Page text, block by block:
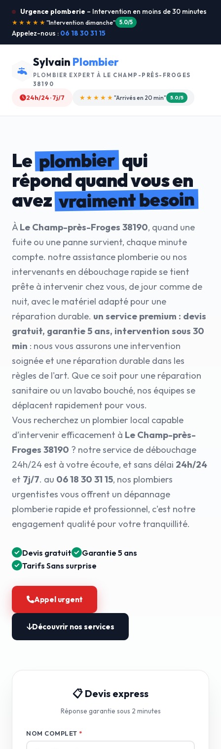
Urgence plomberie – Intervention en moins de 30 minutes
★★★★★"Je recommande !" 4.9/5
Appelez-nous : 06 18 30 31 15
Sylvain Plombier
PLOMBIER EXPERT À LE CHAMP-PRÈS-FROGES
38190
24h/24 · 7j/7 ★★★★☆ "Devis gratuit" 4.8/5
Leplombierqui
répond quand vous en
avezvraiment besoin
ÀLe Champ-près-Froges 38190, quand une
fuite ou une panne survient, chaque minute
compte. notre assistance plomberie ou nos
intervenants en débouchage rapide se tient
prête à intervenir chez vous, de jour comme de
nuit, avec le matériel adapté pour une
réparation durable. un service premium : devis
gratuit, garantie 5 ans, intervention sous 30
min : nous vous assurons une intervention
soignée et une réparation durable dans les
règles de l'art. Que ce soit pour une réparation
sanitaire ou un lavabo bouché, nos équipes se
déplacent rapidement pour vous.
Vous recherchez un plombier local capable
d’intervenir efficacement à Le Champ-près-
Froges 38190 ? notre service de débouchage
24h/24 est à votre écoute, et sans délai 24h/24
et 7j/7. au 06 18 30 31 15, nos plombiers
urgentistes vous offrent un dépannage
plomberie rapide et professionnel, c'est notre
engagement qualité pour votre tranquillité.
Devis gratuit
Garantie 5 ans
Tarifs Sans surprise
Appel urgent
Découvrir nos services
📋 Devis express
Réponse garantie sous 2 minutes
NOM COMPLET *